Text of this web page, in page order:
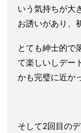
いう気持ちが大
お誘いがあり、
とても紳士的で
て楽しいしデー
かも完璧に近か
そして2回目の